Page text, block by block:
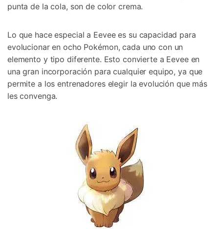
punta de la cola, son de color crema.󠀲󠀡󠀨󠀠󠀢󠀣󠀢󠀥󠀤
Lo que hace especial a Eevee es su capacidad para
evolucionar en ocho Pokémon, cada uno con un
elemento y tipo diferente.󠀲󠀡󠀨󠀠󠀢󠀣󠀢󠀥󠀥󠀳󠀰 Esto convierte a Eevee en
una gran incorporación para cualquier equipo, ya que
permite a los entrenadores elegir la evolución que más
les convenga.󠀲󠀡󠀨󠀠󠀢󠀣󠀢󠀥󠀦󠀳